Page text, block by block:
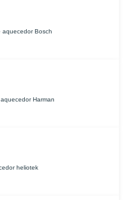
aquecedor Bosch
Harman
heliotek